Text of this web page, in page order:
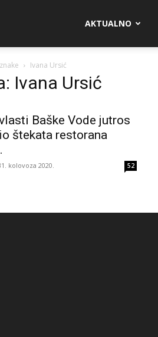
AKTUALNO
Ivana Ursić
Ivana Ursić
Baške Vode jutros
štekata restorana
kolovoza 2020. 52